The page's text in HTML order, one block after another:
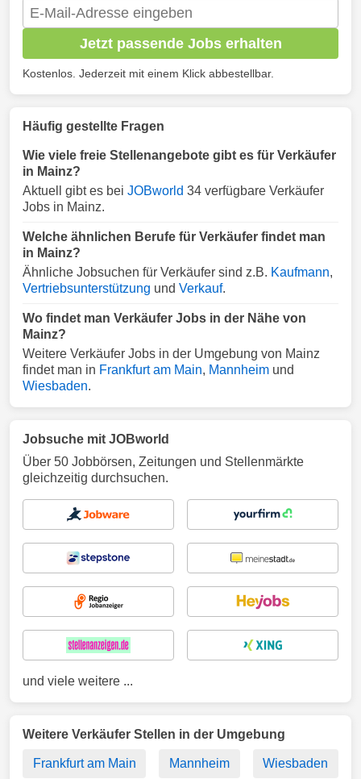
Jetzt passende Jobs erhalten
Kostenlos. Jederzeit mit einem Klick abbestellbar.
Häufig gestellte Fragen
Wie viele freie Stellenangebote gibt es für Verkäufer
in Mainz?
Aktuell gibt es bei JOBworld 34 verfügbare Verkäufer
Jobs in Mainz.
Welche ähnlichen Berufe für Verkäufer findet man
in Mainz?
Ähnliche Jobsuchen für Verkäufer sind z.B. Kaufmann,
Vertriebsunterstützung und Verkauf.
Wo findet man Verkäufer Jobs in der Nähe von
Mainz?
Weitere Verkäufer Jobs in der Umgebung von Mainz
findet man in Frankfurt am Main, Mannheim und
Wiesbaden.
Jobsuche mit JOBworld
Über 50 Jobbörsen, Zeitungen und Stellenmärkte
gleichzeitig durchsuchen.
und viele weitere ...
Weitere Verkäufer Stellen in der Umgebung
Frankfurt am Main Mannheim Wiesbaden